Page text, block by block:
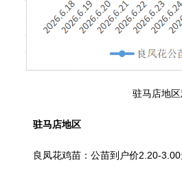
驻马店地
驻马店地区
良凤花鸡苗：公苗到户价2.20-3.00